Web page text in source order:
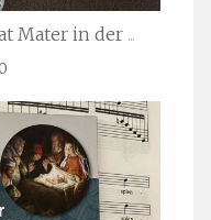
Mater in der...